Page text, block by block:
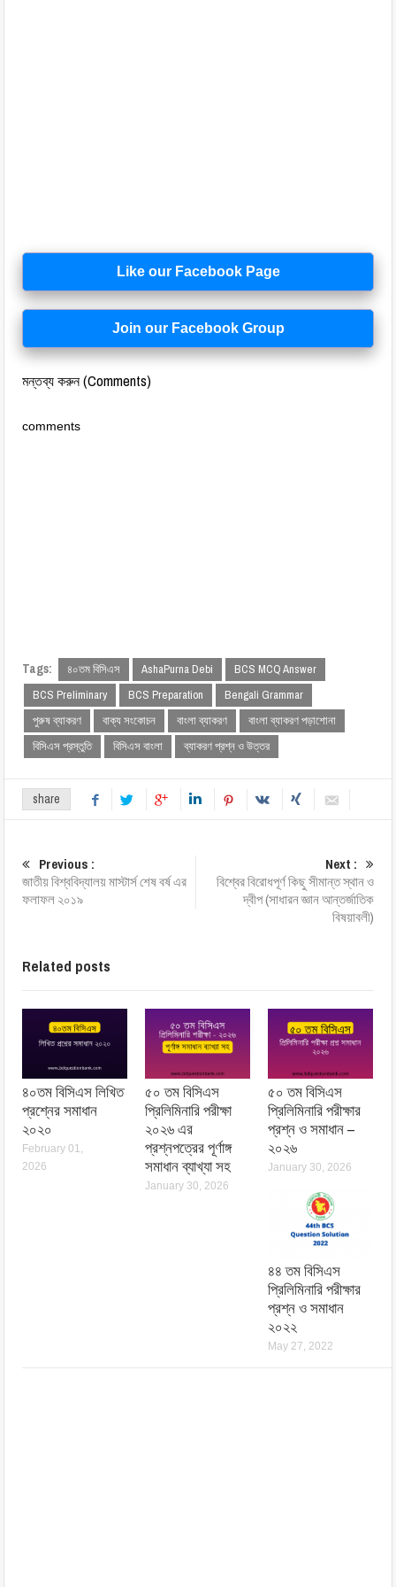
Like our Facebook Page
Join our Facebook Group
মন্তব্য করুন (Comments)
comments
Tags: ৪০তম বিসিএস AshaPurna Debi
BCS MCQ Answer
BCS Preliminary
BCS Preparation
Bengali Grammar
পুরুষ ব্যাকরণ
বাক্য সংকোচন বাংলা ব্যাকরণ
বাংলা ব্যাকরণ পড়াশোনা
বিসিএস প্রস্তুতি
বিসিএস বাংলা ব্যাকরণ প্রশ্ন ও উত্তর
share
Previous :
জাতীয় বিশ্ববিদ্যালয় মাস্টার্স শেষ বর্ষ এর
ফলাফল ২০১৯
Next :
বিশ্বের বিরোধপূর্ণ কিছু সীমান্ত স্থান ও
দ্বীপ (সাধারন জ্ঞান আন্তর্জাতিক
বিষয়াবলী)
Related posts
৪০তম বিসিএস লিখিত
প্রশ্নের সমাধান
২০২০
February 01,
2026
৫০ তম বিসিএস
প্রিলিমিনারি পরীক্ষা
২০২৬ এর
প্রশ্নপত্রের পূর্ণাঙ্গ
সমাধান ব্যাখ্যা সহ
January 30, 2026
৫০ তম বিসিএস
প্রিলিমিনারি পরীক্ষার
প্রশ্ন ও সমাধান –
২০২৬
January 30, 2026
৪৪ তম বিসিএস
প্রিলিমিনারি পরীক্ষার
প্রশ্ন ও সমাধান
২০২২
May 27, 2022